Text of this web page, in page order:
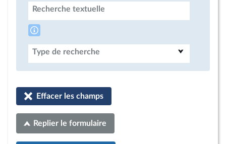
Recherche textuelle
Type de recherche
Effacer les champs
Replier le formulaire